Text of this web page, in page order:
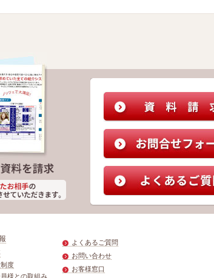
度
様との取組み
よくあるご質問
お問い合わせ
お客様窓口